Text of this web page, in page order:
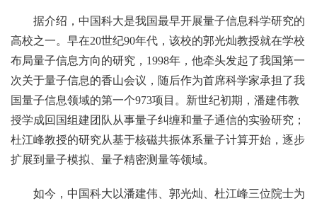
据介绍，中国科大是我国最早开展量子信息科学研究的
高校之一。早在20世纪90年代，该校的郭光灿教授就在学校
布局量子信息方向的研究，1998年，他牵头发起了我国第一
次关于量子信息的香山会议，随后作为首席科学家承担了我
国量子信息领域的第一个973项目。新世纪初期，潘建伟教
授学成回国组建团队从事量子纠缠和量子通信的实验研究；
杜江峰教授的研究从基于核磁共振体系量子计算开始，逐步
扩展到量子模拟、量子精密测量等领域。
如今，中国科大以潘建伟、郭光灿、杜江峰三位院士为